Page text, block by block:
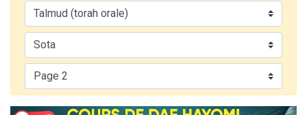
30 personnes viennent de faire un don pour Sauvez la jambe de Yohan
12 nouvelles musiques dans Torah-Box Music
29 personnes viennent de demander une bénédiction